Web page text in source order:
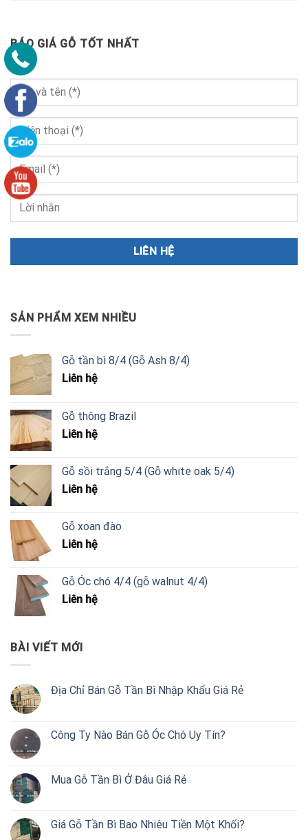
BÁO GIÁ GỖ TỐT NHẤT
SẢN PHẨM XEM NHIỀU
Gỗ tần bì 8/4 (Gỗ Ash 8/4)
Liên hệ
Gỗ thông Brazil
Liên hệ
Gỗ sồi trắng 5/4 (Gỗ white oak 5/4)
Liên hệ
Gỗ xoan đào
Liên hệ
Gỗ Óc chó 4/4 (gỗ walnut 4/4)
Liên hệ
BÀI VIẾT MỚI
Địa Chỉ Bán Gỗ Tần Bì Nhập Khẩu Giá Rẻ
Công Ty Nào Bán Gỗ Óc Chó Uy Tín?
Mua Gỗ Tần Bì Ở Đâu Giá Rẻ
Giá Gỗ Tần Bì Bao Nhiêu Tiền Một Khối?